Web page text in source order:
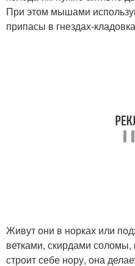
При этом мышами
припасы в гнездах-
Живут они в норках или
ветками, скирдами
строит себе нору, она